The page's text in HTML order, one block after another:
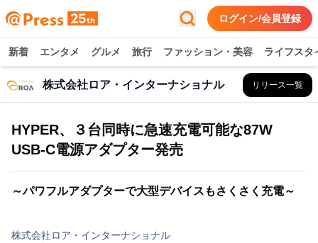
ログイン/会員登録
新着 エンタメ グルメ 旅行 ファッション・美容 ライフスタ
株式会社ロア・インターナショナル リリース一覧
HYPER、３台同時に急速充電可能な87W
USB-C電源アダプター発売
～パワフルアダプターで大型デバイスもさくさく充電～
株式会社ロア・インターナショナル